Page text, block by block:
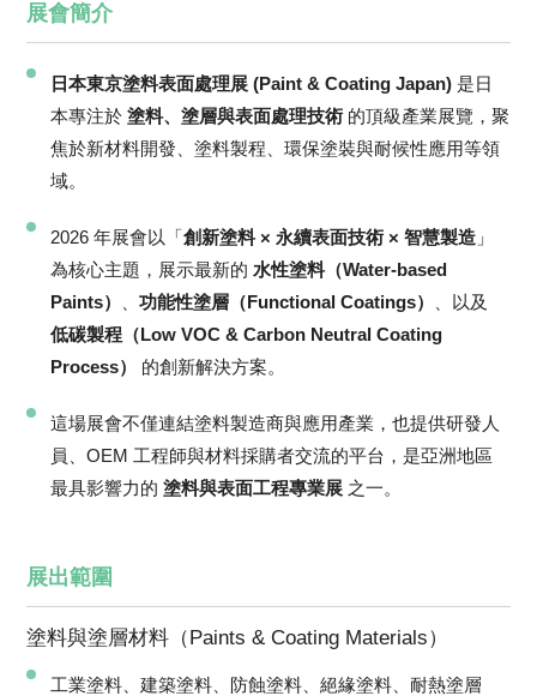
展會簡介
日本東京塗料表面處理展 (Paint & Coating Japan) 是日
本專注於塗料、塗層與表面處理技術 的頂級產業展覽，聚
焦於新材料開發、塗料製程、環保塗裝與耐候性應用等領
域。
2026 年展會以「創新塗料 × 永續表面技術 × 智慧製造 」
為核心主題，展示最新的水性塗料（Water-based
Paints）
、功能性塗層（Functional Coatings）
、以及
低碳製程（Low VOC & Carbon Neutral Coating
Process）
的創新解決方案。
這場展會不僅連結塗料製造商與應用產業，也提供研發人
員、OEM 工程師與材料採購者交流的平台，是亞洲地區
最具影響力的塗料與表面工程專業展 之一。
展出範圍
塗料與塗層材料（Paints & Coating Materials）
工業塗料、建築塗料、防蝕塗料、絕緣塗料、耐熱塗層